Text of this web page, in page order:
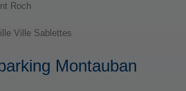
Roch
Ville Sablettes
Montauban